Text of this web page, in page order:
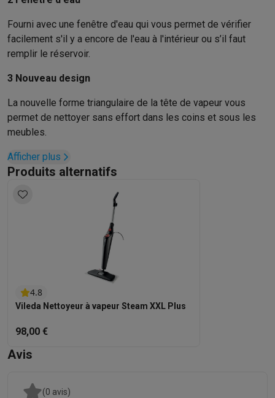
Fourni avec une fenêtre d'eau qui vous permet de vérifier
facilement s'il y a encore de l'eau à l'intérieur ou s’il faut
remplir le réservoir.
3 Nouveau design
La nouvelle forme triangulaire de la tête de vapeur vous
permet de nettoyer sans effort dans les coins et sous les
meubles.
Afficher plus
Produits alternatifs
4.8
Vileda Nettoyeur à vapeur Steam XXL Plus
98,00 €
Avis
(0 avis)